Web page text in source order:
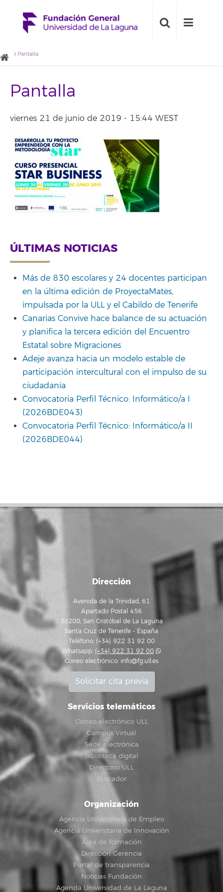
Pantalla
Pantalla
viernes 21 de junio de 2019 - 15:44 WEST
ÚLTIMAS NOTICIAS
Más de 830 escolares y 24 docentes participan
en la última edición de ProyectaMates,
impulsada por la ULL y el Cabildo de Tenerife
Canarias Convive hace balance de su actuación
y planifica la tercera edición del Encuentro
Estatal sobre Migraciones
Adeje avanza hacia un modelo estable de
participación intercultural con el impulso de su
ciudadanía
Convocatoria Perfil Técnico: Informático/a I
(2026BDE043)
Convocatoria Perfil Técnico: Informático/a II
(2026BDE044)
Dirección
Avenida de la Trinidad, 61
Apartado Postal 456
38200, San Cristóbal de La Laguna
Santa Cruz de Tenerife - España
Teléfono: (+34) 922 31 92 00
Whatsapp: (+34) 922 31 92 00
Correo electrónico: info@fg.ull.es
Solicitar cita previa
Servicios telemáticos
Correo electrónico ULL
Campus Virtual
Sede electrónica
Biblioteca digital
Directorio ULL
Buscador
Organización
Agencia Universitaria de Empleo
Agencia Universitaria de Innovación
Área de formación
Dirección Gerencia
Portal de transparencia
Noticias Fundación
Agenda Universidad de La Laguna